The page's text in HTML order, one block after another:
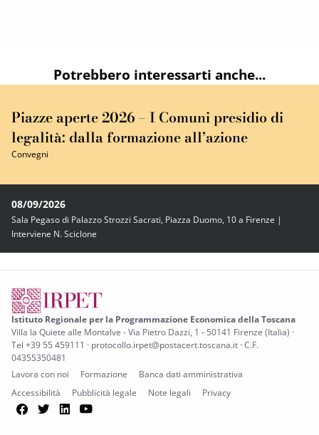
Potrebbero interessarti anche...
Piazze aperte 2026 – I Comuni presidio di
legalità: dalla formazione all’azione
Convegni
08/09/2026
Sala Pegaso di Palazzo Strozzi Sacrati, Piazza Duomo, 10 a Firenze |
Interviene N. Sciclone
Istituto Regionale per la Programmazione Economica della Toscana
Villa la Quiete alle Montalve - Via Pietro Dazzi, 1 - 50141 Firenze (Italia) ·
Tel +39 55 459111 · protocollo.irpet@postacert.toscana.it · C.F.
04355350481
Lavora con noi
Formazione
Banca dati amministrativa
Accessibilità
Pubblicità legale Note legali Privacy
Facebook
TwitterLinkedIn